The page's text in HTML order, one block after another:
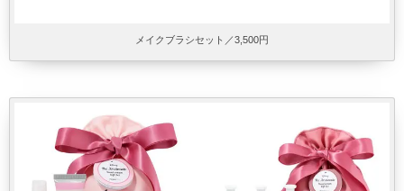
メイクブラシセット／3,500円